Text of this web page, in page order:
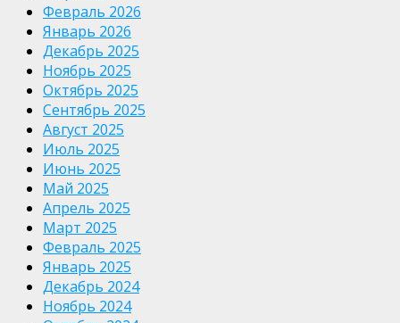
Февраль 2026
Январь 2026
Декабрь 2025
Ноябрь 2025
Октябрь 2025
Сентябрь 2025
Август 2025
Июль 2025
Июнь 2025
Май 2025
Апрель 2025
Март 2025
Февраль 2025
Январь 2025
Декабрь 2024
Ноябрь 2024